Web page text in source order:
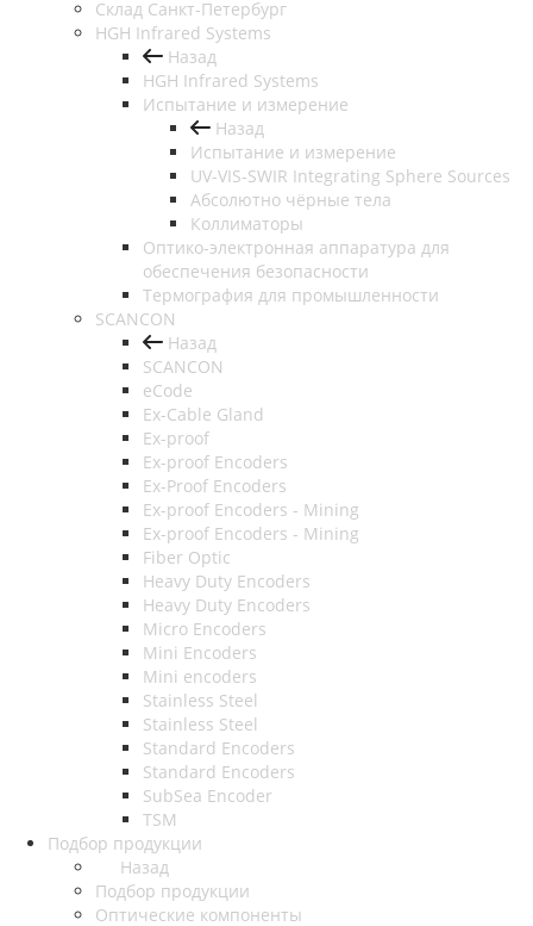
Cклад Санкт-Петербург
HGH Infrared Systems
Назад
HGH Infrared Systems
Испытание и измерение
Назад
Испытание и измерение
UV-VIS-SWIR Integrating Sphere Sources
Абсолютно чёрные тела
Коллиматоры
Оптико-электронная аппаратура для
обеспечения безопасности
Термография для промышленности
SCANCON
Назад
SCANCON
eCode
Ex-Cable Gland
Ex-proof
Ex-proof Encoders
Ex-Proof Encoders
Ex-proof Encoders - Mining
Ex-proof Encoders - Mining
Fiber Optic
Heavy Duty Encoders
Heavy Duty Encoders
Micro Encoders
Mini Encoders
Mini encoders
Stainless Steel
Stainless Steel
Standard Encoders
Standard Encoders
SubSea Encoder
TSM
Подбор продукции
Назад
Подбор продукции
Оптические компоненты